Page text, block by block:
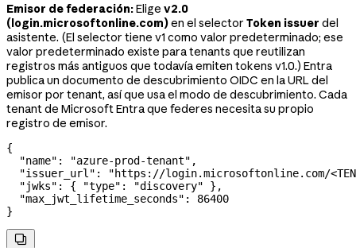
Emisor de federación:Elige v2.0
(login.microsoftonline.com)en el selector Token issuer del
asistente. (El selector tiene v1 como valor predeterminado; ese
valor predeterminado existe para tenants que reutilizan
registros más antiguos que todavía emiten tokens v1.0.) Entra
publica un documento de descubrimiento OIDC en la URL del
emisor por tenant, así que usa el modo de descubrimiento. Cada
tenant de Microsoft Entra que federes necesita su propio
registro de emisor.
{
  "name"
: "azure-prod-tenant" ,
  "issuer_url"
:
"https://login.microsoftonline.com/
  "jwks"
: { "type" : "discovery" },
  "max_jwt_lifetime_seconds"
: 86400
}
